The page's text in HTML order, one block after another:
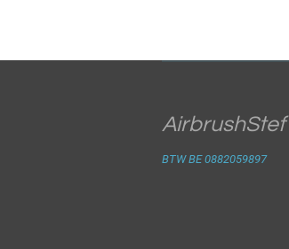
AirbrushStef
BTW BE 0882059897